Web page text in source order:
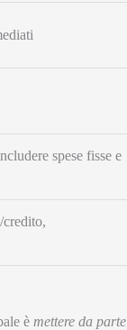
spese fisse e
è mettere da